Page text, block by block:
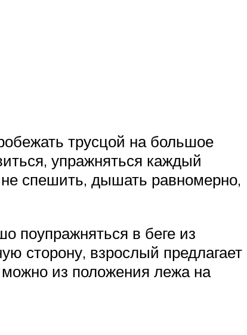
трусцой на большое
упражняться каждый
спешить, дышать равномерно,
поупражняться в беге из
сторону, взрослый предлагает
из положения лежа на